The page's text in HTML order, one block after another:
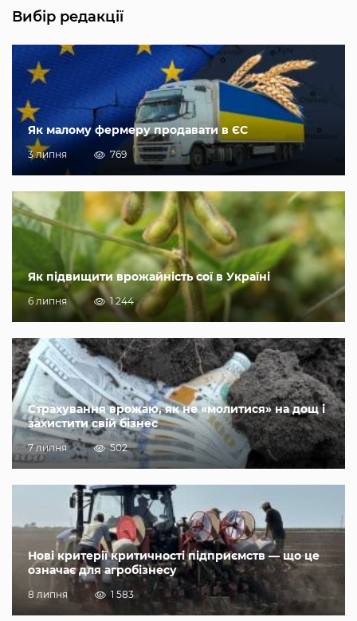
Вибір редакції
Як малому фермеру продавати в ЄС
3 липня 769
Як підвищити врожайність сої в Україні
6 липня 1 244
Страхування врожаю, як не «молитися» на дощ і
захистити свій бізнес
7 липня 502
Нові критерії критичності підприємств — що це
означає для агробізнесу
8 липня 1 583